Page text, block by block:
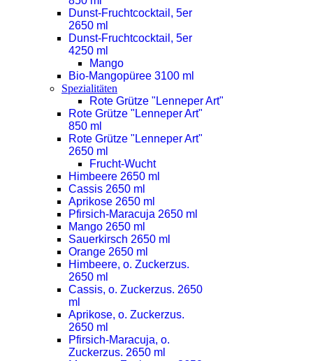
Dunst-Fruchtcocktail, 5er
2650 ml
Dunst-Fruchtcocktail, 5er
4250 ml
Mango
Bio-Mangopüree 3100 ml
Spezialitäten
Rote Grütze "Lenneper Art"
Rote Grütze "Lenneper Art"
850 ml
Rote Grütze "Lenneper Art"
2650 ml
Frucht-Wucht
Himbeere 2650 ml
Cassis 2650 ml
Aprikose 2650 ml
Pfirsich-Maracuja 2650 ml
Mango 2650 ml
Sauerkirsch 2650 ml
Orange 2650 ml
Himbeere, o. Zuckerzus.
2650 ml
Cassis, o. Zuckerzus. 2650
ml
Aprikose, o. Zuckerzus.
2650 ml
Pfirsich-Maracuja, o.
Zuckerzus. 2650 ml